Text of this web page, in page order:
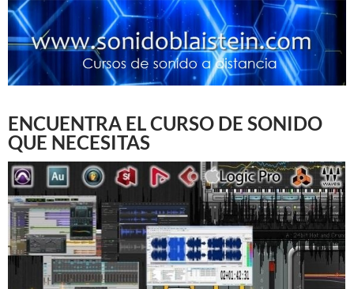
ENCUENTRA EL CURSO DE SONIDO
QUE NECESITAS